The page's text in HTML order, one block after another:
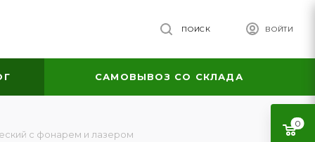
ВОЙТИ
ПОИСК
САМОВЫВОЗ СО СКЛАДА
с фонарем и лазером
0